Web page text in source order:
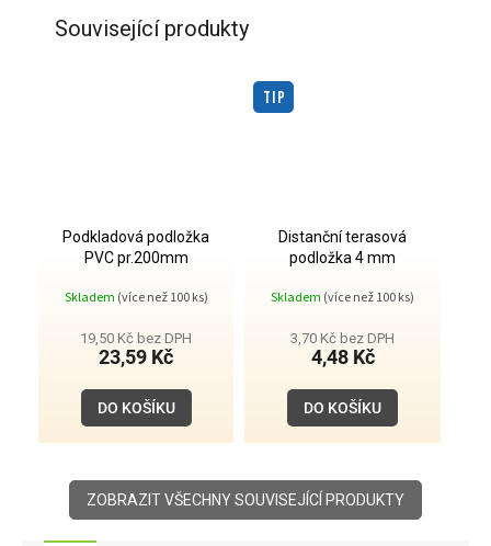
Související produkty
Podkladová podložka
PVC pr.200mm
Skladem (více než 100 ks)
19,50 Kč bez DPH
23,59 Kč
DO KOŠÍKU
TIP
Distanční terasová
podložka 4 mm
Skladem (více než 100 ks)
3,70 Kč bez DPH
4,48 Kč
DO KOŠÍKU
ZOBRAZIT VŠECHNY SOUVISEJÍCÍ PRODUKTY